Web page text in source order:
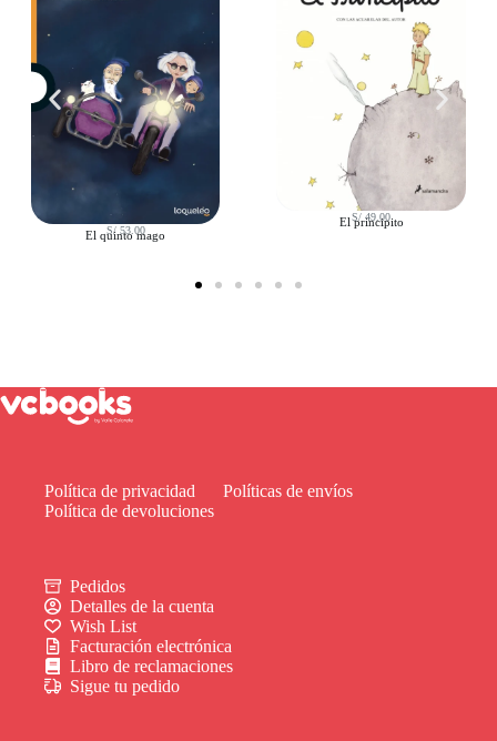
El quinto mago
S/53.00
El principito
S/ 49.00
Política de privacidad
Políticas de envíos
Política de devoluciones
Pedidos
Detalles de la cuenta
Wish List
Facturación electrónica
Libro de reclamaciones
Sigue tu pedido